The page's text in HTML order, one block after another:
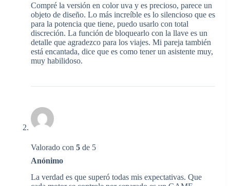
Compré la versión en color uva y es precioso, parece un
objeto de diseño. Lo más increíble es lo silencioso que es
para la potencia que tiene, puedo usarlo con total
discreción. La función de bloquearlo con la llave es un
detalle que agradezco para los viajes. Mi pareja también
está encantada, dice que es como tener un asistente muy,
muy habilidoso.
Valorado con 5 de 5
Anónimo
La verdad es que superó todas mis expectativas. Que